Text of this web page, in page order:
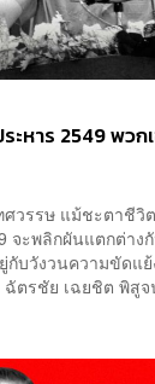
ะหาร 2549 พวก
ศวรรษ แม้ชะตาชีวิ
จะพลิกผันแตกต่า
กับวังวนความขัดแ
รชัย เฉยชิต พิสู